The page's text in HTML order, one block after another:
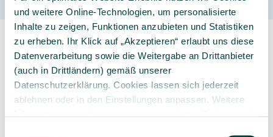
und weitere Online-Technologien, um personalisierte
Inhalte zu zeigen, Funktionen anzubieten und Statistiken
zu erheben. Ihr Klick auf „Akzeptieren“ erlaubt uns diese
Datenverarbeitung sowie die Weitergabe an Drittanbieter
(auch in Drittländern) gemäß unserer
Datenschutzerklärung. Cookies lassen sich jederzeit
ablehnen oder in den Einstellungen anpassen. Weitere
Sorgfältig ausgewähltes
Kompetente und